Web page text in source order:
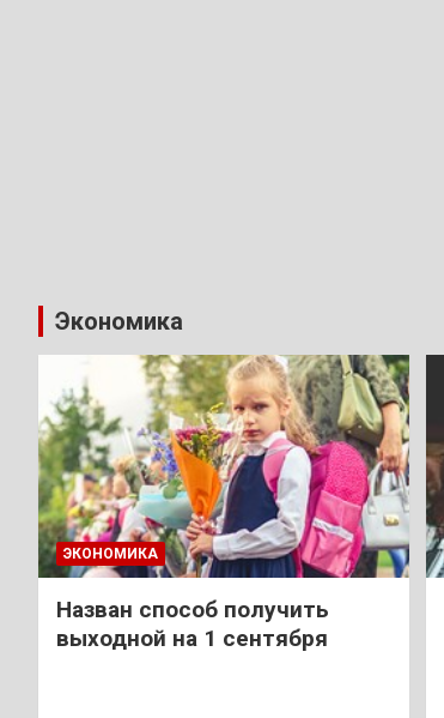
Экономика
ЭКОНОМИКА
Назван способ получить
выходной на 1 сентября